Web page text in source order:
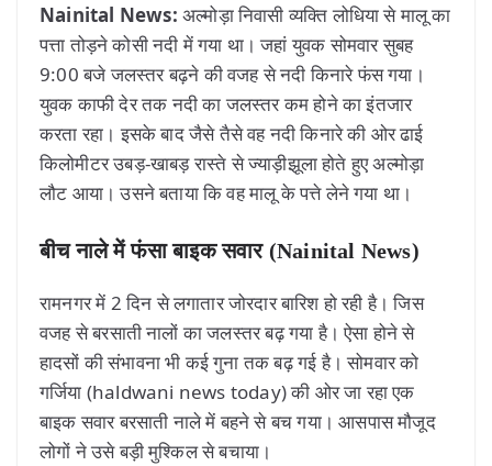
Nainital News: अल्मोड़ा निवासी व्यक्ति लोधिया से मालू का
पत्ता तोड़ने कोसी नदी में गया था। जहां युवक सोमवार सुबह
9:00 बजे जलस्तर बढ़ने की वजह से नदी किनारे फंस गया।
युवक काफी देर तक नदी का जलस्तर कम होने का इंतजार
करता रहा। इसके बाद जैसे तैसे वह नदी किनारे की ओर ढाई
किलोमीटर उबड़-खाबड़ रास्ते से ज्याड़ीझूला होते हुए अल्मोड़ा
लौट आया। उसने बताया कि वह मालू के पत्ते लेने गया था।
बीच नाले में फंसा बाइक सवार (Nainital News)
रामनगर में 2 दिन से लगातार जोरदार बारिश हो रही है। जिस
वजह से बरसाती नालों का जलस्तर बढ़ गया है। ऐसा होने से
हादसों की संभावना भी कई गुना तक बढ़ गई है। सोमवार को
गर्जिया (haldwani news today) की ओर जा रहा एक
बाइक सवार बरसाती नाले में बहने से बच गया। आसपास मौजूद
लोगों ने उसे बड़ी मुश्किल से बचाया।